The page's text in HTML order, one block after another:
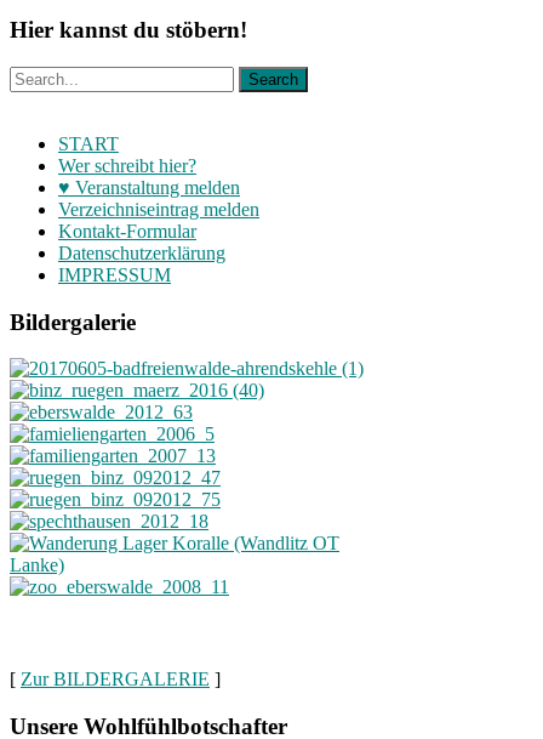
Hier kannst du stöbern!
START
Wer schreibt hier?
♥ Veranstaltung melden
Verzeichniseintrag melden
Kontakt-Formular
Datenschutzerklärung
IMPRESSUM
Bildergalerie
[ Zur BILDERGALERIE ]
Unsere Wohlfühlbotschafter